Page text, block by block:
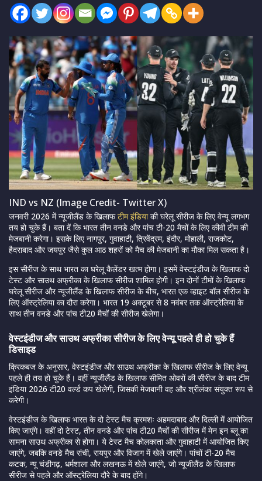
IND vs NZ (Image Credit- Twitter X)
जनवरी 2026 में न्यूजीलैंड के खिलाफटीम इंडियाकी घरेलू सीरीज के लिए वेन्यू लगभग
तय हो चुके हैं। बता दें कि भारत तीन वनडे और पांच टी-20 मैचों के लिए कीवी टीम की
मेजबानी करेगा। इसके लिए नागपुर, गुवाहाटी, त्रिवेंद्रम, इंदौर, मोहाली, राजकोट,
हैदराबाद और जयपुर जैसे कुल आठ शहरों को मैच की मेजबानी का मौका मिल सकता है।
इस सीरीज के साथ भारत का घरेलू कैलेंडर खत्म होगा। इसमें वेस्टइंडीज के खिलाफ दो
टेस्ट और साउथ अफ्रीका के खिलाफ सीरीज शामिल होगी। इन दोनों टीमों के खिलाफ
घरेलू सीरीज और न्यूजीलैंड के खिलाफ सीरीज के बीच, भारत एक व्हाइट बॉल सीरीज के
लिए ऑस्ट्रेलिया का दौरा करेगा। भारत 19 अक्टूबर से 8 नवंबर तक ऑस्ट्रेलिया के
साथ तीन वनडे और पांच टी20 मैचों की सीरीज खेलेगा।
वेस्टइंडीज और साउथ अफ्रीका सीरीज के लिए वेन्यू पहले ही हो चुके हैं
डिसाइड
क्रिकबज के अनुसार, वेस्टइंडीज और साउथ अफ्रीका के खिलाफ सीरीज के लिए वेन्यू
पहले ही तय हो चुके हैं। वहीं न्यूजीलैंड के खिलाफ सीमित ओवरों की सीरीज के बाद टीम
इंडिया 2026 टी20 वर्ल्ड कप खेलेगी, जिसकी मेजबानी वह और श्रीलंका संयुक्त रूप से
करेगी।
वेस्टइंडीज के खिलाफ भारत के दो टेस्ट मैच क्रमशः अहमदाबाद और दिल्ली में आयोजित
किए जाएंगे। वहीं दो टेस्ट, तीन वनडे और पांच टी20 मैचों की सीरीज में मेन इन ब्लू का
सामना साउथ अफ्रीका से होगा। ये टेस्ट मैच कोलकाता और गुवाहाटी में आयोजित किए
जाएंगे, जबकि वनडे मैच रांची, रायपुर और विजाग में खेले जाएंगे। पांचों टी-20 मैच
कटक, न्यू चंडीगढ़, धर्मशाला और लखनऊ में खेले जाएंगे, जो न्यूजीलैंड के खिलाफ
सीरीज से पहले और ऑस्ट्रेलिया दौरे के बाद होंगे।